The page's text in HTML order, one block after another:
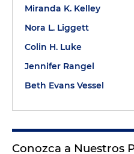
Miranda K. Kelley
Nora L. Liggett
Colin H. Luke
Jennifer Rangel
Beth Evans Vessel
Conozca a Nuestros